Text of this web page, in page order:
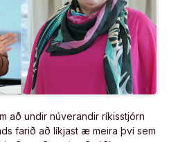
að undir núverandir ríkisstjórn
farið að líkjast æ meira því sem